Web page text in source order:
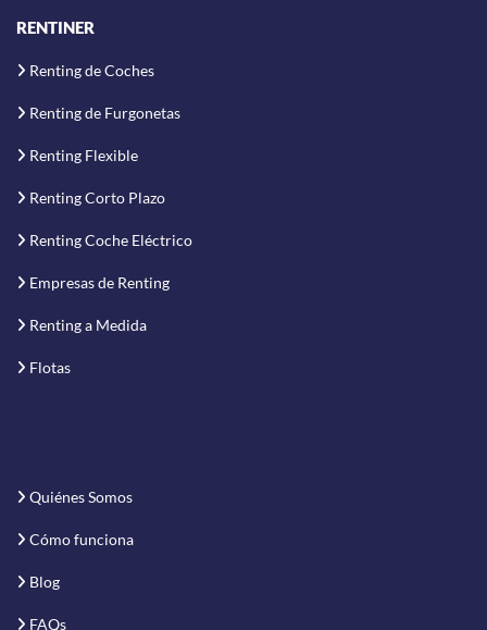
RENTINER
Renting de Coches
Renting de Furgonetas
Renting Flexible
Renting Corto Plazo
Renting Coche Eléctrico
Empresas de Renting
Renting a Medida
Flotas
Quiénes Somos
Cómo funciona
Blog
FAQs